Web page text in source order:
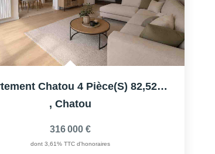
Appartement Chatou 4 Pièce(s) 82,52 M2, Balcon, Parking,...
, Chatou
316 000 €
dont 3,61% TTC d'honoraires